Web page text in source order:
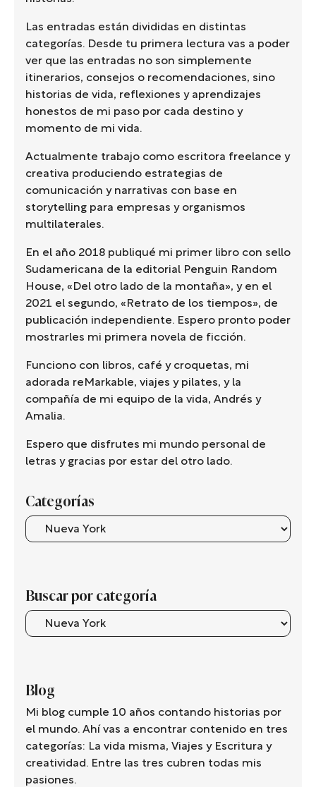
Las entradas están divididas en distintas
categorías. Desde tu primera lectura vas a poder
ver que las entradas no son simplemente
itinerarios, consejos o recomendaciones, sino
historias de vida, reflexiones y aprendizajes
honestos de mi paso por cada destino y
momento de mi vida.
Actualmente trabajo como escritora freelance y
creativa produciendo estrategias de
comunicación y narrativas con base en
storytelling para empresas y organismos
multilaterales.
En el año 2018 publiqué mi primer libro con sello
Sudamericana de la editorial Penguin Random
House, «Del otro lado de la montaña», y en el
2021 el segundo, «Retrato de los tiempos», de
publicación independiente. Espero pronto poder
mostrarles mi primera novela de ficción.
Funciono con libros, café y croquetas, mi
adorada reMarkable, viajes y pilates, y la
compañía de mi equipo de la vida, Andrés y
Amalia.
Espero que disfrutes mi mundo personal de
letras y gracias por estar del otro lado.
Categorías
Categorías
Buscar por categoría
Buscar
por
Blog
Mi blog cumple 10 años contando historias por
el mundo. Ahí vas a encontrar contenido en tres
categorías: La vida misma, Viajes y Escritura y
creatividad. Entre las tres cubren todas mis
pasiones.